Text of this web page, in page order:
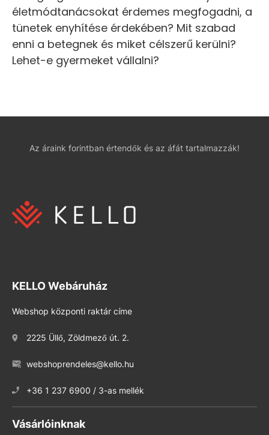
életmódtanácsokat érdemes megfogadni, a
tünetek enyhítése érdekében? Mit szabad
enni a betegnek és miket célszerű kerülni?
Lehet-e gyermeket vállalni?
Az áraink forintban értendők és az áfát tartalmazzák!
KELLO Webáruház
Webshop központi raktár címe
2225 Üllő, Zöldmező út. 2.
webshoprendeles@kello.hu
+36 1 237 6900 / 3-as mellék
Vásárlóinknak